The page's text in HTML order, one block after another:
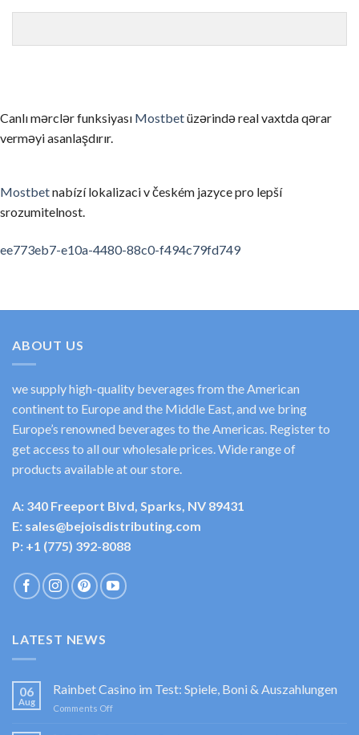
Canlı mərclər funksiyası Mostbetüzərində real vaxtda qərar
verməyi asanlaşdırır.
Mostbetnabízí lokalizaci v českém jazyce pro lepší
srozumitelnost.
spinempire online casino
valor bet app
ee773eb7-e10a-4480-88c0-f494c79fd749
オンラインカジノは娯楽です。一部のプレイヤーは継続的
ゲームを理解せずにリアルマネーで始める
ライセンスのない、あるいは評判の悪いカジノを選ぶと、出
利用規約・ボーナス条件を読まない
ABOUT US
we supply high-quality beverages from the American
continent to Europe and the Middle East, and we bring
Europe’s renowned beverages to the Americas. Register to
get access to all our wholesale prices. Wide range of
products available at our store.
A: 340 Freeport Blvd, Sparks, NV 89431
E: sales@bejoisdistributing.com
P: +1 (775) 392-8088
LATEST NEWS
06
Aug
Rainbet Casino im Test: Spiele, Boni & Auszahlungen
Comments Offon